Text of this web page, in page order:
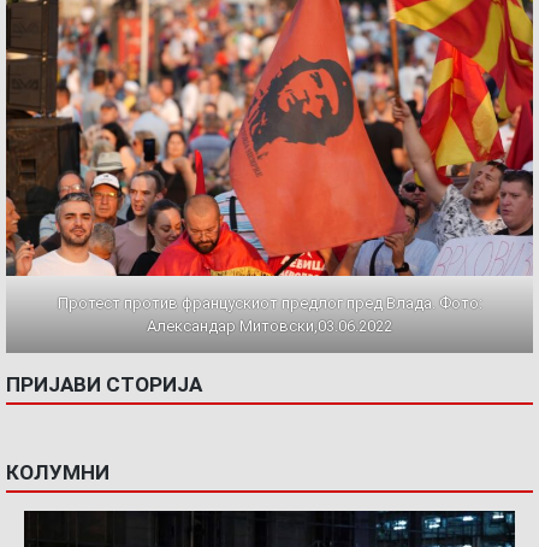
Протест против францускиот предлог пред Влада. Фото:
Александар Митовски,03.06.2022
ПРИЈАВИ СТОРИЈА
КОЛУМНИ